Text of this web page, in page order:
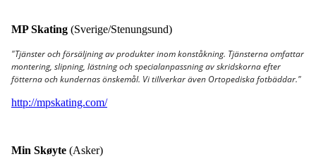
MP Skating (Sverige/Stenungsund)
"Tjänster och försäljning av produkter inom konståkning. Tjänsterna omfattar
montering, slipning, lästning och specialanpassning av skridskorna efter
fötterna och kundernas önskemål. Vi tillverkar även Ortopediska fotbäddar."
http://mpskating.com/
Min Skøyte (Asker)